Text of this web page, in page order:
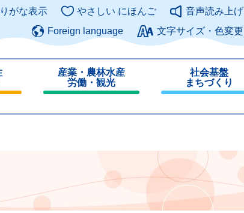
このページの本文へ
がな表示 やさしい にほんご
音声読み上げ
Foreign language
文字サイズ・色変更
産業・農林水産
労働・観光
じ
社会基盤
まちづくり
じ